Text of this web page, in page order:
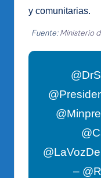
y comunitarias.
Fuente:Ministerio
–